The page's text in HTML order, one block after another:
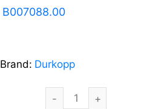
B007088.00
Brand: Durkopp